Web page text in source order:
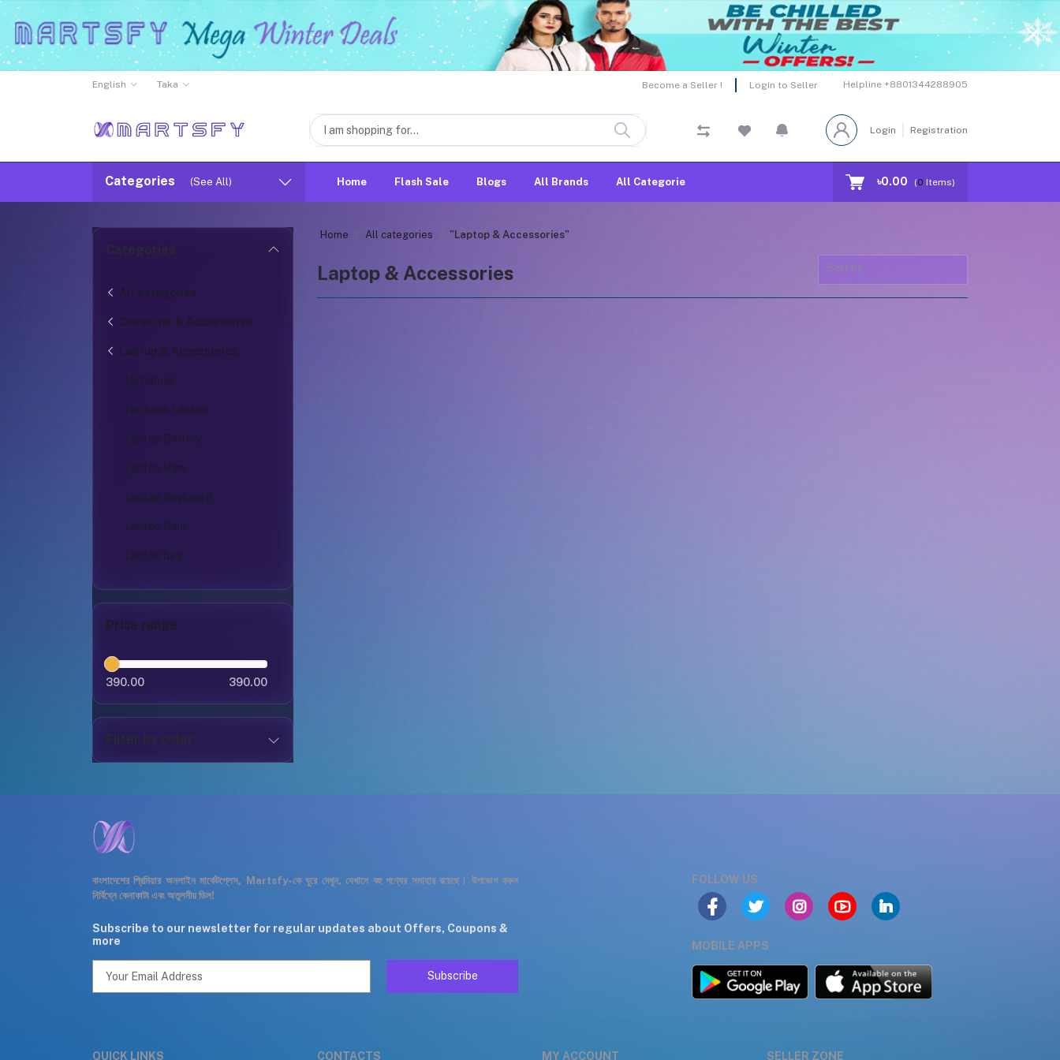
English Taka Become a Seller ! Login to Seller Helpline +8801344288905
Login Registration
Categories (See All) Home Flash Sale Blogs All Brands All Categorie ৳0.00 (0 Items)
Categories
All categories
Computer & Accessorise
Laptop & Accessories
Notebook
Netbook Laptop
Laptop Battery
Laptop Ram
Laptop Keyboard
Laptop Ram
Laptop bag
Price range
390.00 390.00
Filter by color
Home All categories "Laptop & Accessories"
Laptop & Accessories Sort by
বাংলাদেশের প্রিমিয়ার অনলাইন মার্কেটপ্লেস, Martsfy-কে ঘুরে দেখুন, যেখানে বহু পণ্যের সমাহার রয়েছে। উপভোগ করুন
নির্বিঘ্নে কেনাকাটা এবং অতুলনীয় ডিল!
Subscribe to our newsletter for regular updates about Offers, Coupons &
more
Subscribe
FOLLOW US
MOBILE APPS
QUICK LINKS CONTACTS MY ACCOUNT SELLER ZONE